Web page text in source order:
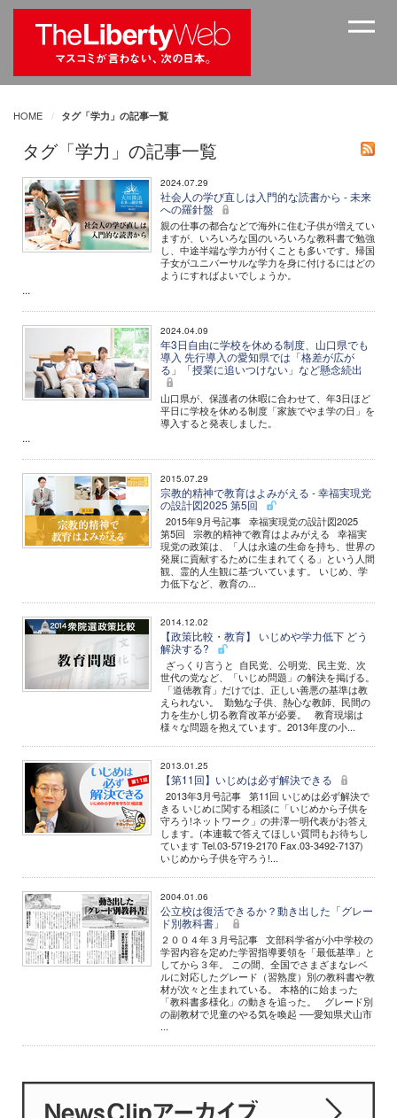
HOME タグ「学力」の記事一覧
タグ「学力」の記事一覧
2024.07.29
社会人の学び直しは入門的な読書から - 未来
への羅針盤
親の仕事の都合などで海外に住む子供が増えてい
ますが、いろいろな国のいろいろな教科書で勉強
し、中途半端な学力が付くことも多いです。帰国
子女がユニバーサルな学力を身に付けるにはどの
ようにすればよいでしょうか。
...
2024.04.09
年3日自由に学校を休める制度、山口県でも
導入 先行導入の愛知県では「格差が広が
る」「授業に追いつけない」など懸念続出
山口県が、保護者の休暇に合わせて、年3日ほど
平日に学校を休める制度「家族でやま学の日」を
導入すると発表しました。
...
2015.07.29
宗教的精神で教育はよみがえる - 幸福実現党
の設計図2025 第5回
2015年9月号記事 幸福実現党の設計図2025
第5回 宗教的精神で教育はよみがえる 幸福実
現党の政策は、「人は永遠の生命を持ち、世界の
発展に貢献するために生まれてくる」という人間
観、霊的人生観に基づいています。 いじめ、学
力低下など、教育の...
2014.12.02
【政策比較・教育】 いじめや学力低下 どう
解決する?
ざっくり言うと 自民党、公明党、民主党、次
世代の党など、「いじめ問題」の解決を掲げる。
「道徳教育」だけでは、正しい善悪の基準は教
えられない。 勤勉な子供、熱心な教師、民間の
力を生かし切る教育改革が必要。 教育現場は
様々な問題を抱えています。2013年度の小...
2013.01.25
【第11回】いじめは必ず解決できる
2013年3月号記事 第11回 いじめは必ず解決で
きる いじめに関する相談に「いじめから子供を
守ろう!ネットワーク」の井澤一明代表がお答え
します。(本連載で答えてほしい質問もお待ちし
ています Tel.03-5719-2170 Fax.03-3492-7137)
いじめから子供を守ろう!...
2004.01.06
公立校は復活できるか？動き出した「グレー
ド別教科書」
２００４年３月号記事 文部科学省が小中学校の
学習内容を定めた学習指導要領を「最低基準」と
してから３年。 この間、全国でさまざまなレベ
ルに対応したグレード（習熟度）別の教科書や教
材が次々と生まれている。 本格的に始まった
「教科書多様化」の動きを追った。 グレード別
の副教材で児童のやる気を喚起 ──愛知県犬山市
...